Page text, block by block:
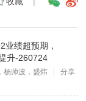
绩超预期，
升-260724
杨帅波，盛炜
分享